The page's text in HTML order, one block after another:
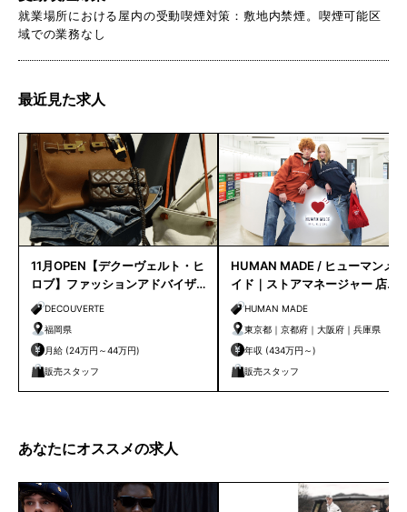
就業場所における屋内の受動喫煙対策：敷地内禁煙。喫煙可能区
域での業務なし
最近見た求人
11月OPEN【デクーヴェルト・ヒ
ロブ】ファッションアドバイザ
ー｜天神店
DECOUVERTE
福岡県
月給 (24万円～44万円)
販売スタッフ
HUMAN MADE / ヒューマンメ
イド｜ストアマネージャー 店長
候補HUMAN MADE
東京都｜京都府｜大阪府｜兵庫県
年収 (434万円～)
販売スタッフ
あなたにオススメの求人